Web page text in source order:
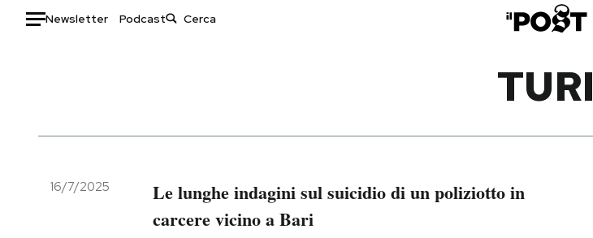
Newsletter Podcast
Italia
Politica
Moda
Storie/Idee
Ok Boomer!
TURI
16/7/2025
Le lunghe indagini sul suicidio di un poliziotto in
carcere vicino a Bari